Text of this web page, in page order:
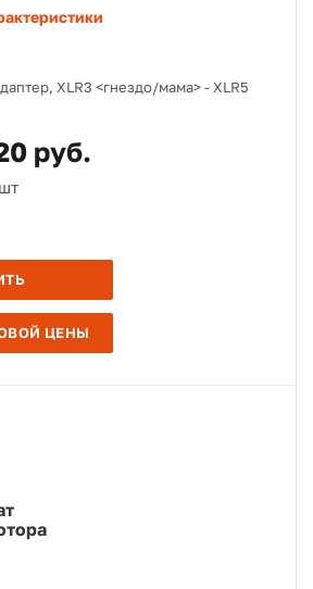
XLR3 <гнездо/мама> - XLR5
руб.
шт
ЦЕНЫ